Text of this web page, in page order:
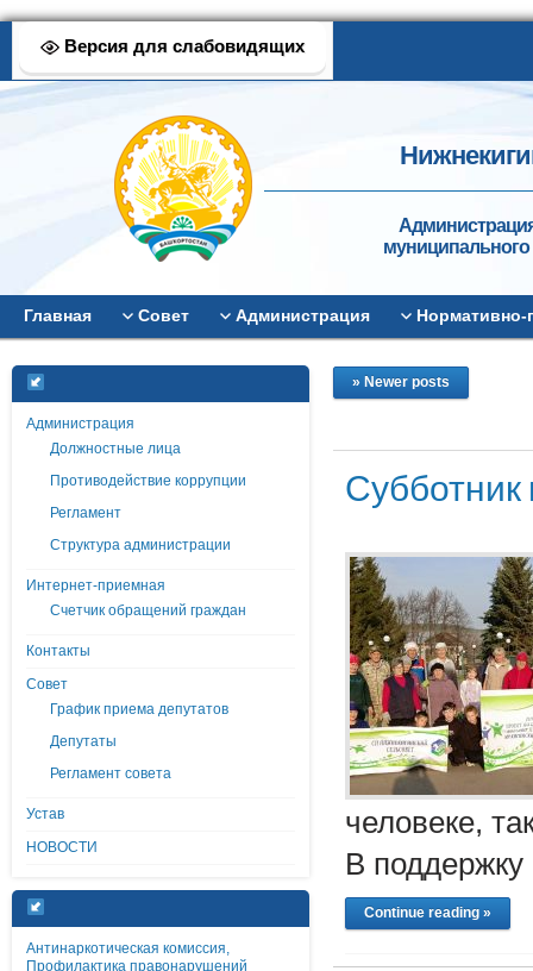
Версия для слабовидящих
муниципального
Главная Совет Администрация
Администрация
Должностные лица
Противодействие коррупции
Регламент
Структура администрации
Интернет-приемная
Счетчик обращений граждан
Контакты
Совет
График приема депутатов
Депутаты
Регламент совета
Устав
НОВОСТИ
Антинаркотическая комиссия,
Профилактика правонарушений
» Newer posts
человеке,
В
Continue reading »